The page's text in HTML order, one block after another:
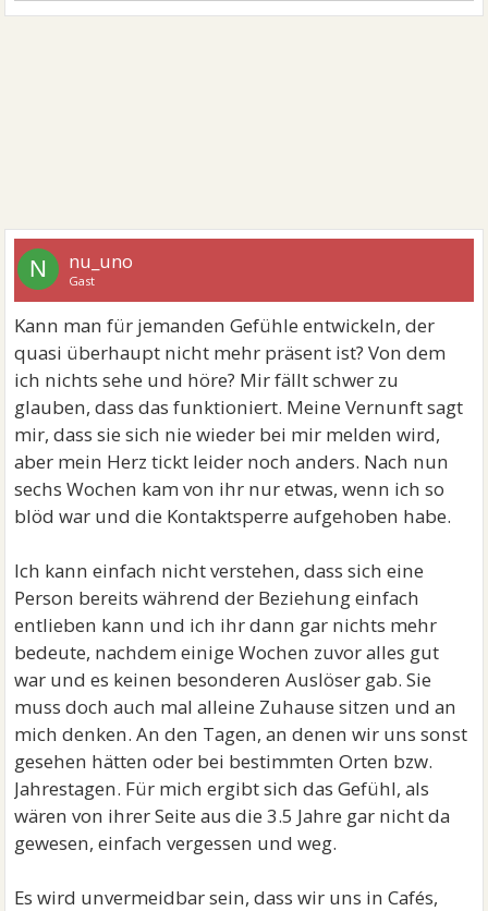
N nu_uno
Gast
Kann man für jemanden Gefühle entwickeln, der
quasi überhaupt nicht mehr präsent ist? Von dem
ich nichts sehe und höre? Mir fällt schwer zu
glauben, dass das funktioniert. Meine Vernunft sagt
mir, dass sie sich nie wieder bei mir melden wird,
aber mein Herz tickt leider noch anders. Nach nun
sechs Wochen kam von ihr nur etwas, wenn ich so
blöd war und die Kontaktsperre aufgehoben habe.
Ich kann einfach nicht verstehen, dass sich eine
Person bereits während der Beziehung einfach
entlieben kann und ich ihr dann gar nichts mehr
bedeute, nachdem einige Wochen zuvor alles gut
war und es keinen besonderen Auslöser gab. Sie
muss doch auch mal alleine Zuhause sitzen und an
mich denken. An den Tagen, an denen wir uns sonst
gesehen hätten oder bei bestimmten Orten bzw.
Jahrestagen. Für mich ergibt sich das Gefühl, als
wären von ihrer Seite aus die 3.5 Jahre gar nicht da
gewesen, einfach vergessen und weg.
Es wird unvermeidbar sein, dass wir uns in Cafés,